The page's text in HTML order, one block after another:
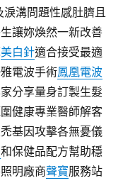
溝問題性感肚臍且
讓妳煥然一新改善
美白針適合接受最適
電波手術鳳凰電波
分享量身訂製生髮
健康專業醫師解客
基因攻擊各無憂儀
和保健品配方幫助穩
明廠商聲寶服務站